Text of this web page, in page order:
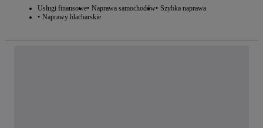
Usługi finansowe Naprawa samochodów Szybka naprawa
Naprawy blacharskie